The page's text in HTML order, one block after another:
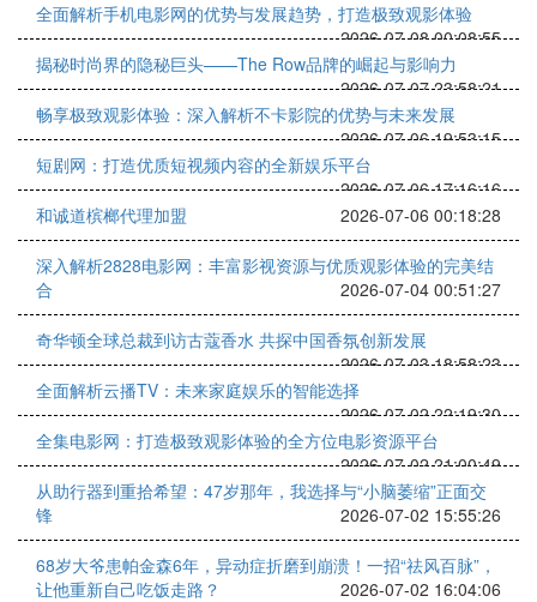
全面解析手机电影网的优势与发展趋势，打造极致观影体验
2026-07-08 00:08:55
揭秘时尚界的隐秘巨头——The Row品牌的崛起与影响力
2026-07-07 23:58:21
畅享极致观影体验：深入解析不卡影院的优势与未来发展
2026-07-06 19:53:15
短剧网：打造优质短视频内容的全新娱乐平台
2026-07-06 17:16:16
和诚道槟榔代理加盟
2026-07-06 00:18:28
深入解析2828电影网：丰富影视资源与优质观影体验的完美结
合
2026-07-04 00:51:27
奇华顿全球总裁到访古蔻香水 共探中国香氛创新发展
2026-07-03 18:58:23
全面解析云播TV：未来家庭娱乐的智能选择
2026-07-02 22:19:30
全集电影网：打造极致观影体验的全方位电影资源平台
2026-07-02 21:00:49
从助行器到重拾希望：47岁那年，我选择与“小脑萎缩”正面交
锋
2026-07-02 15:55:26
68岁大爷患帕金森6年，异动症折磨到崩溃！一招“祛风百脉”，
让他重新自己吃饭走路？
2026-07-02 16:04:06